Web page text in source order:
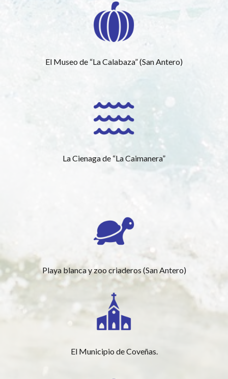
El Museo de “La Calabaza” (San Antero)
La Cienaga de “La Caimanera”
Playa blanca y zoo criaderos (San Antero)
El Municipio de Coveñas.